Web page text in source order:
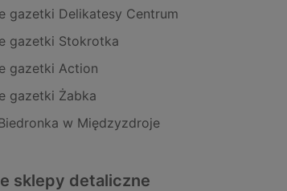
gazetki Delikatesy Centrum
gazetki Stokrotka
gazetki Action
gazetki Żabka
w Międzyzdroje
sklepy detaliczne